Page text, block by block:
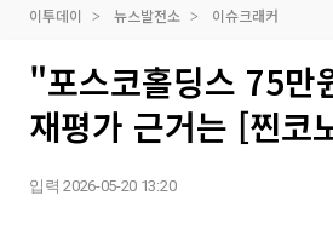
이투데이 뉴스발전소 이슈크래커
"포스코홀딩스 75만
재평가 근거는 [찐코
입력 2026-05-20 13:20